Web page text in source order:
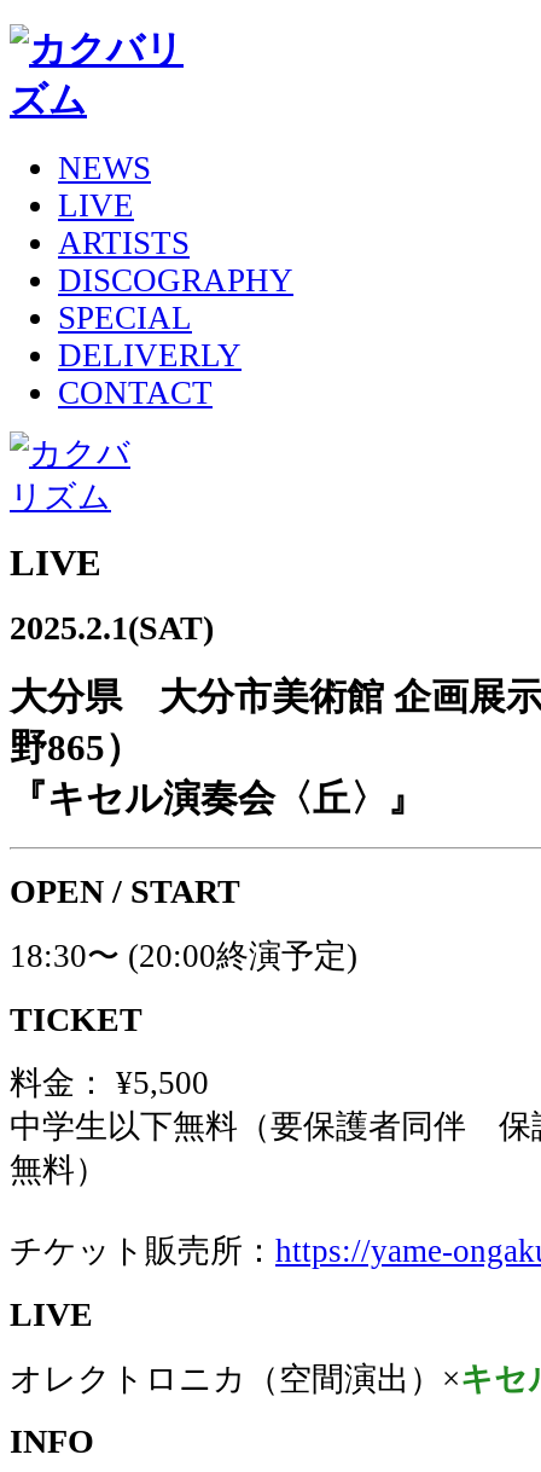
NEWS
LIVE
ARTISTS
DISCOGRAPHY
SPECIAL
DELIVERLY
CONTACT
LIVE
2025.2.1(SAT)
大分県 大分市美術館 企画展
野865）
『キセル演奏会〈丘〉』
OPEN / START
18:30〜 (20:00終演予定)
TICKET
料金： ¥5,500
中学生以下無料（要保護者同伴 保
無料）
チケット販売所： https://yame-
LIVE
オレクトロニカ（空間演出）×キセ
INFO